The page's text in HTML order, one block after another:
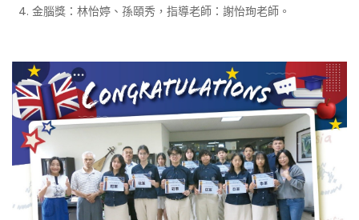
金腦獎：林怡婷、孫頤秀，指導老師：謝怡珣老師。